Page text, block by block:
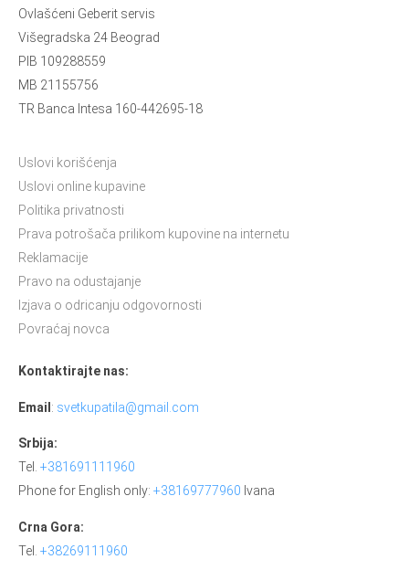
Ovlašćeni Geberit servis
Višegradska 24 Beograd
PIB 109288559
MB 21155756
TR Banca Intesa 160-442695-18
Uslovi korišćenja
Uslovi online kupavine
Politika privatnosti
Prava potrošača prilikom kupovine na internetu
Reklamacije
Pravo na odustajanje
Izjava o odricanju odgovornosti
Povraćaj novca
Kontaktirajte nas:
Email: svetkupatila@gmail.com
Srbija:
Tel. +381691111960
Phone for English only: +38169777960 Ivana
Crna Gora:
Tel. +38269111960